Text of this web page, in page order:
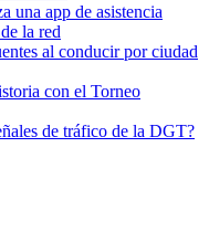
una app de asistencia
la red
al conducir por ciudad
con el Torneo
de tráfico de la DGT?